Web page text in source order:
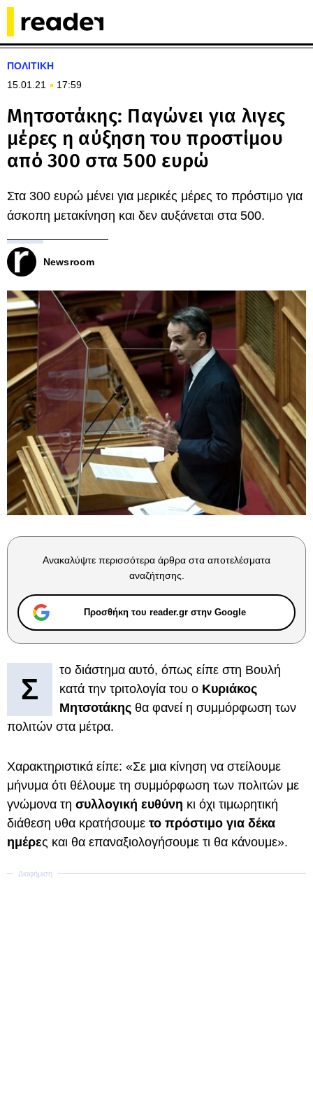
ΠΟΛΙΤΙΚΗ
15.01.21
17:59
Μητσοτάκης: Παγώνει για λιγες
μέρες η αύξηση του προστίμου
από 300 στα 500 ευρώ
Στα 300 ευρώ μένει για μερικές μέρες το πρόστιμο για
άσκοπη μετακίνηση και δεν αυξάνεται στα 500.
Newsroom
Ανακαλύψτε περισσότερα άρθρα στα αποτελέσματα
αναζήτησης.
Προσθήκη του reader.gr στην Google
Σ
το διάστημα αυτό, όπως είπε στη Βουλή
κατά την τριτολογία του ο Κυριάκος
Μητσοτάκης θα φανεί η συμμόρφωση των
πολιτών στα μέτρα.
Χαρακτηριστικά είπε: «Σε μια κίνηση να στείλουμε
μήνυμα ότι θέλουμε τη συμμόρφωση των πολιτών με
γνώμονα τη συλλογική ευθύνη κι όχι τιμωρητική
διάθεση υθα κρατήσουμε το πρόστιμο για δέκα
ημέρες και θα επαναξιολογήσουμε τι θα κάνουμε».